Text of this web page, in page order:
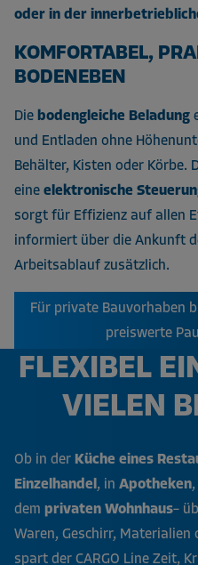
oder in der
KOMFORTABEL,
BODENEBEN
Diebodengleiche Beladung
und Entladen ohne
Behälter, Kisten oder Körbe.
eineelektronische
sorgt für Effizienz auf allen
informiert über die Ankunft
Arbeitsablauf zusätzlich.
Für private Bauvorhaben
preiswerte
FLEXIBEL
VIELEN
Ob in der Küche eines
Einzelhandel, in Apotheken,
dem privaten Wohnhaus–
Waren, Geschirr,
spart der CARGO Line Zeit,